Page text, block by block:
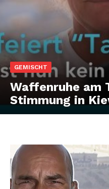
GEMISCHT
Waffenruhe am
Stimmung in